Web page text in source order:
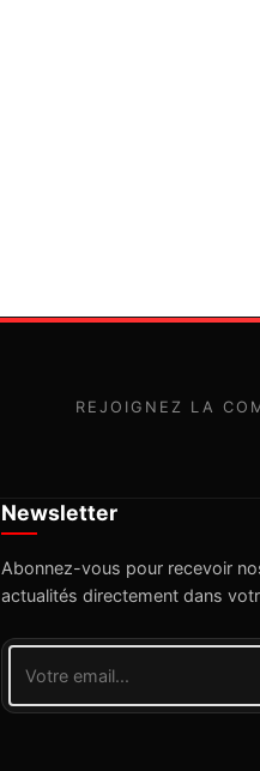
REJOIGNEZ LA
Newsletter
Abonnez-vous pour recevoir
actualités directement dans